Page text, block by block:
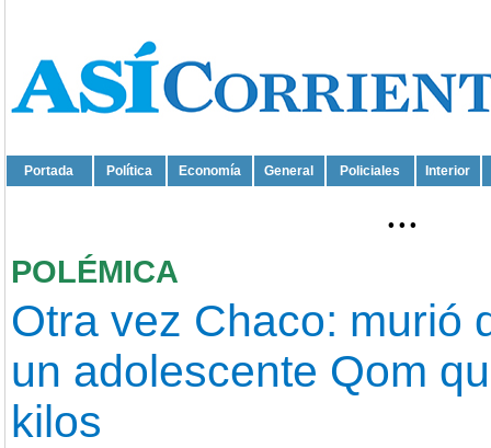
Portada Política Economía General Policiales Interior
...
POLÉMICA
Otra vez Chaco: murió
un adolescente Qom
kilos